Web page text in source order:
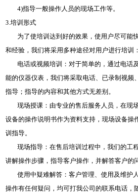
4)指导一般操作人员的现场工作等。
3.培训形式
为了使培训达到好的效果，使用户尽可能
和经验，我们将采用多种途径对用户进行培训：
电话或视频培训：对于简单的，通过电话
能的仪器仪表，我们将采取电话、已录制视频
指导；指导的内容和其他方式无差别。
现场授课：由专业的售后服务人员，在现
设备的操作说明书作为资料支持，现场设备操
训指导。
现场指导：在售后培训过程中，我们的工
讲解操作步骤，指导客户操作，并解答客户的
使用中疑难解答：客户管理、使用及维护
操作有任何疑问，均可打我公司的联系电话，